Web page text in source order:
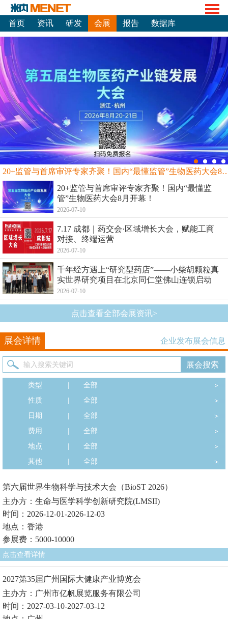
首页 资讯 研发 会展 报告 数据库
20+监管与首席审评专家齐聚！国内“最
20+监管与首席审评专家齐聚！国内“最懂监
管”生物医药大会8月开幕！
2026-07-10
7.17 成都｜药交会·区域增长大会，赋能工商
对接、终端运营
2026-07-10
千年经方遇上“研究型药店”——小柴胡颗粒真
实世界研究项目在北京同仁堂佛山连锁启动
2026-07-10
点击查看全部会展资讯>
展会详情 企业发布展会信息
类型
全部
性质
全部
日期
全部
费用
全部
地点
全部
其他
全部
第六届世界生物科学与技术大会（BioST 2026）
主办方：生命与医学科学创新研究院(LMSII)
时间：2026-12-01-2026-12-03
地点：香港
参展费：5000-10000
点击查看详情
2027第35届广州国际大健康产业博览会
主办方：广州市亿帆展览服务有限公司
时间：2027-03-10-2027-03-12